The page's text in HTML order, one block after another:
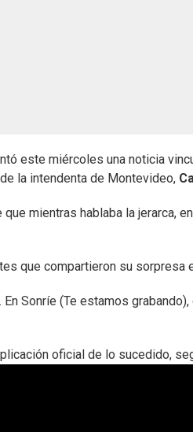
este miércoles una noticia
la intendenta de Montevideo,
mientras hablaba la jerarca,
que compartieron su sorpresa
Sonríe (Te estamos
oficial de lo sucedido,